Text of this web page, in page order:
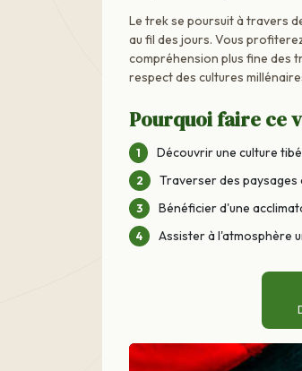
Le trek se poursuit à travers
au fil des jours. Vous
compréhension plus fine des
respect des cultures
Pourquoi faire ce
Découvrir une culture
Traverser des
Bénéficier d'une
Assister à l'atmosphère